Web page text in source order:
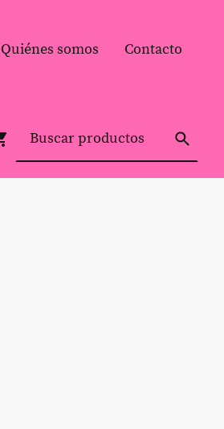
Quiénes somos Contacto